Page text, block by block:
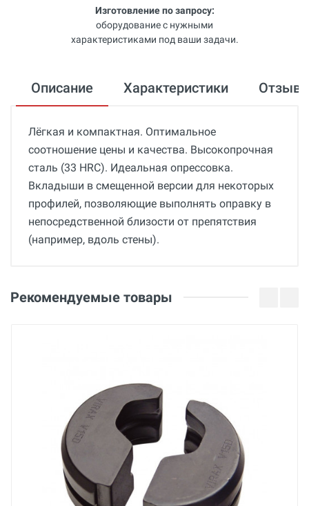
Изготовление по запросу:
оборудование с нужными
характеристиками под ваши задачи.
Описание Характеристики
Лёгкая и компактная. Оптимальное
соотношение цены и качества. Высокопрочная
сталь (33 HRC). Идеальная опрессовка.
Вкладыши в смещенной версии для некоторых
профилей, позволяющие выполнять оправку в
непосредственной близости от препятствия
(например, вдоль стены).
36 месяцев
Основные
Оценка
Ваше сообщение
Рекомендуемые товары